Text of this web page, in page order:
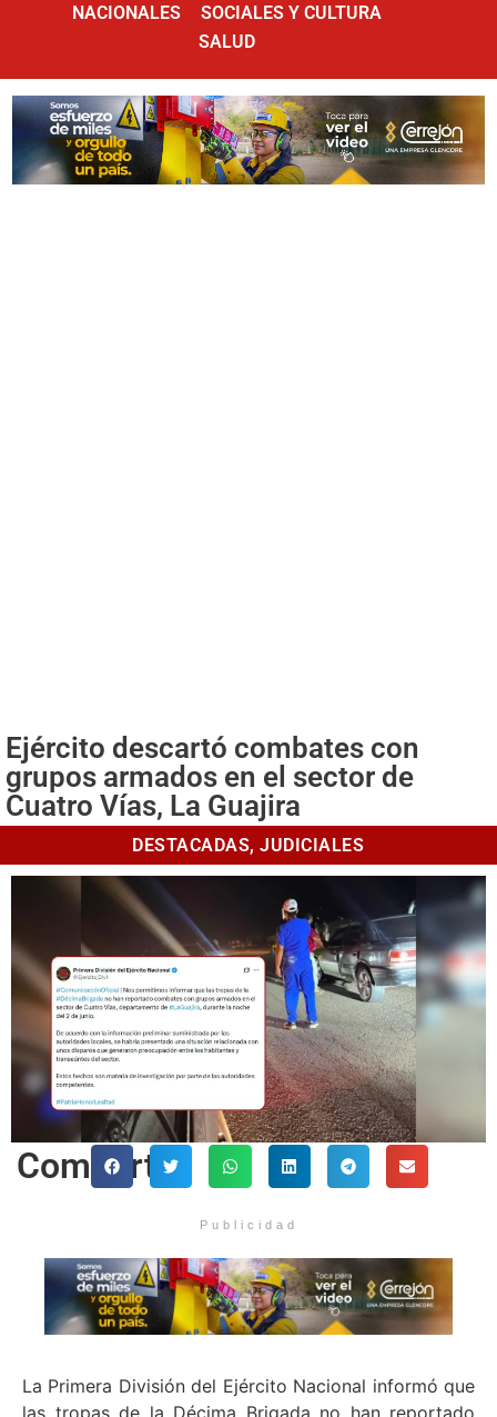
NACIONALES
SOCIALES Y CULTURA
SALUD
Ejército descartó combates con
grupos armados en el sector de
Cuatro Vías, La Guajira
DESTACADAS, JUDICIALES
Comparte
Publicidad
La Primera División del Ejército Nacional informó que